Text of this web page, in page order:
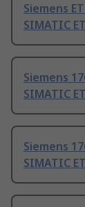
Siemens
SIMATIC
Siemens
SIMATIC
Siemens
SIMATIC